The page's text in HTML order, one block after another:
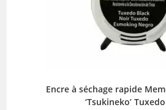
Encre à séchage rapide
‘Tsukineko’